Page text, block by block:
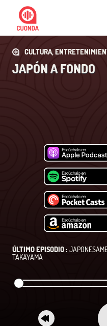
CULTURA,
JAPÓN A FONDO
ÚLTIMO EPISODIO :
TAKAYAMA